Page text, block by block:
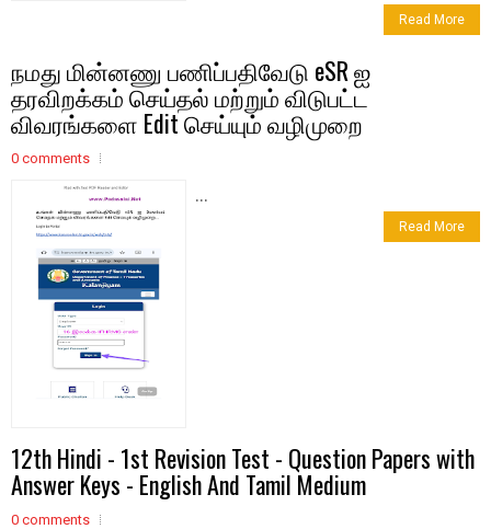
Read More
நமது மின்னணு பணிப்பதிவேடு eSR ஐ
தரவிறக்கம் செய்தல் மற்றும் விடுபட்ட
விவரங்களை Edit செய்யும் வழிமுறை
0 comments
...
Read More
12th Hindi - 1st Revision Test - Question Papers with
Answer Keys - English And Tamil Medium
0 comments